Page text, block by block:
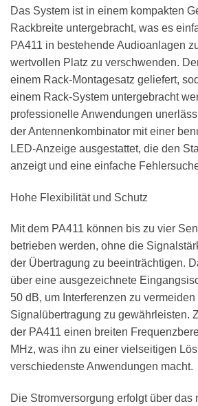
Das System ist in einem kompakten
Rackbreite untergebracht, was es
PA411 in bestehende Audioanlagen
wertvollen Platz zu verschwenden.
einem Rack-Montagesatz geliefert,
einem Rack-System untergebracht
professionelle Anwendungen
der Antennenkombinator mit einer
LED-Anzeige ausgestattet, die den
anzeigt und eine einfache
Hohe Flexibilität und Schutz
Mit dem PA411 können bis zu vier
betrieben werden, ohne die
der Übertragung zu beeinträchtigen.
über eine ausgezeichnete
50 dB, um Interferenzen zu
Signalübertragung zu gewährleisten.
der PA411 einen breiten
MHz, was ihn zu einer vielseitigen
verschiedenste Anwendungen macht.
Die Stromversorgung erfolgt über das